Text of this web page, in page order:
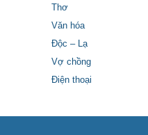
Thơ
Văn hóa
Độc – Lạ
Vợ chồng
Điện thoại